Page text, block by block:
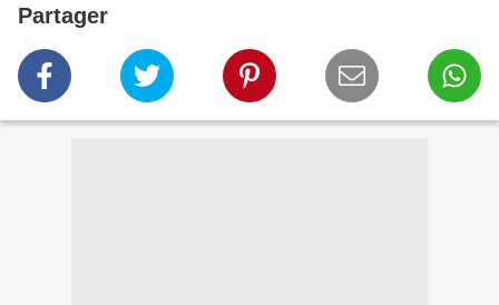
Partager